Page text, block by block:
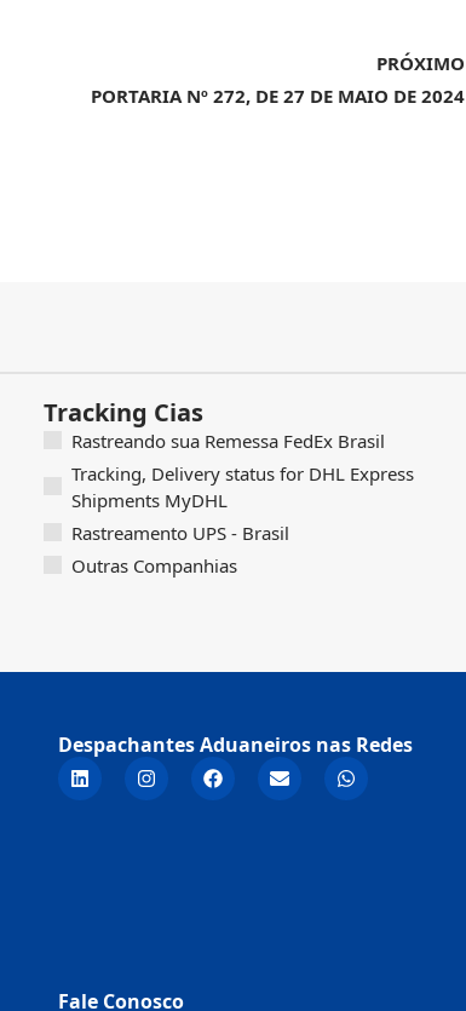
PRÓXIMO
PORTARIA Nº 272, DE 27 DE MAIO DE 2024
Tracking Cias
Rastreando sua Remessa FedEx Brasil
Tracking, Delivery status for DHL Express
Shipments MyDHL
Rastreamento UPS - Brasil
Outras Companhias
Despachantes Aduaneiros nas Redes
Fale Conosco